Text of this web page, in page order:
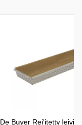
De Buyer Rei'itetty